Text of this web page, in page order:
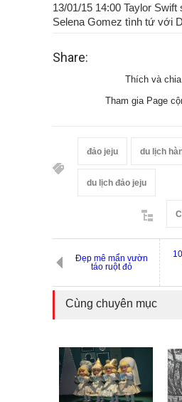
13/01/15 14:00 Taylor
Selena Gomez tình tứ với
Share:
Thích và
Tham gia Page
đảo jeju du lịch
du lịch đảo jeju
Đẹp mê mẩn vườn
táo ruột đỏ
Cùng chuyên mục